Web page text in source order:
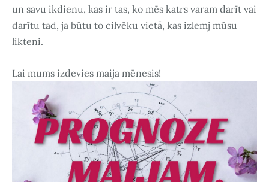
un savu ikdienu, kas ir tas, ko mēs katrs varam darīt vai
darītu tad, ja būtu to cilvēku vietā, kas izlemj mūsu
likteni.
Lai mums izdevies maija mēnesis!